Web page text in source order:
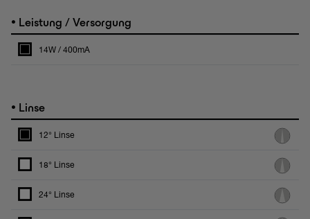
• Leistung / Versorgung
14W / 400mA
• Linse
12° Linse
18° Linse
24° Linse